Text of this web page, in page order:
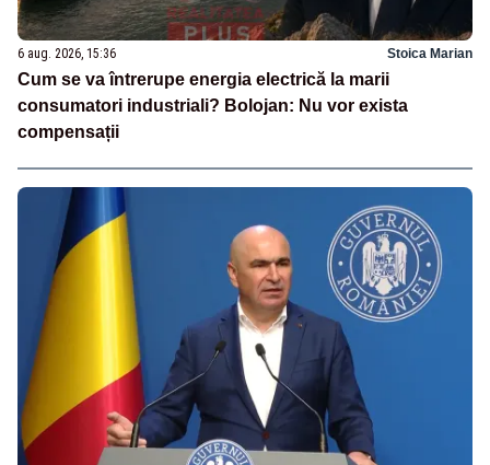
6 aug. 2026, 15:36 Stoica Marian
Cum se va întrerupe energia electrică la marii
consumatori industriali? Bolojan: Nu vor exista
compensații